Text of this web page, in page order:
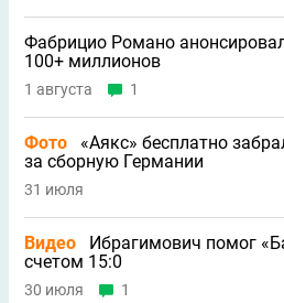
Фабрицио Романо
100+ миллионов
1 августа 1
Фото
«Аякс» бесплатно
за сборную Германии
31 июля
Видео
Ибрагимович помог
счетом 15:0
30 июля 1